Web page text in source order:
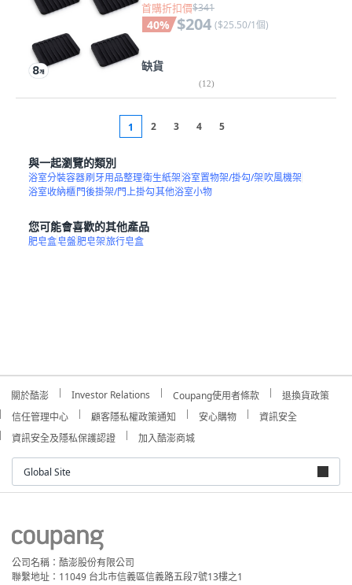
首購折扣價$341
40% $204 ($25.50/1個)
缺貨
(12)
1 2 3 4 5
與一起瀏覽的類別
浴室分裝容器刷牙用品整理衛生紙架浴室置物架/掛勾/架吹風機架
浴室收納櫃門後掛架/門上掛勾其他浴室小物
您可能會喜歡的其他產品
肥皂盒皂盤肥皂架旅行皂盒
關於酷澎 Investor Relations Coupang使用者條款
退換貨政策
信任管理中心
顧客隱私權政策通知 安心購物
資訊安全
資訊安全及隱私保護認證
加入酷澎商城
Global Site
公司名稱：酷澎股份有限公司
聯繫地址：11049 台北市信義區信義路五段7號13樓之1